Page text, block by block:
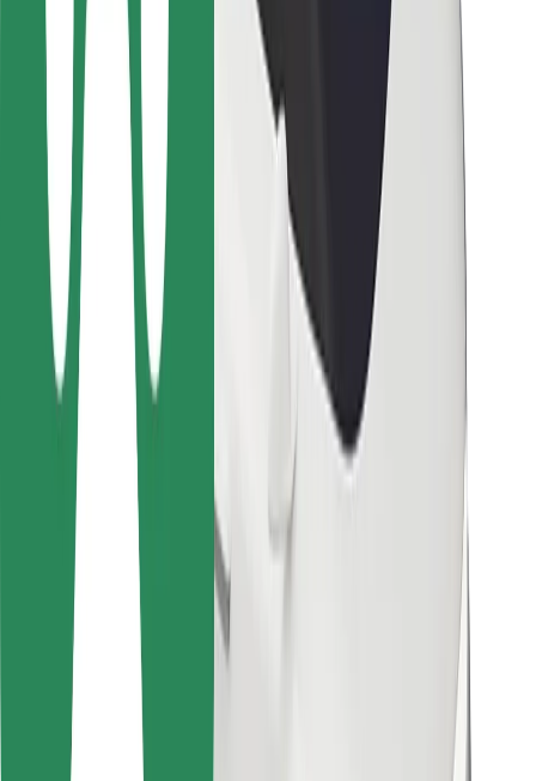
Bolt Food
Za lastnike voznih parkov
Za restavracije
Bolt za podjetja
Drugo
Dobavitelji
Pogoji poslovanja
Piškotki
Varnost
Prenesi aplikacijo Bolt
Najdi svojo najljubšo hrano!
Prenesi aplikacijo Bolt Food